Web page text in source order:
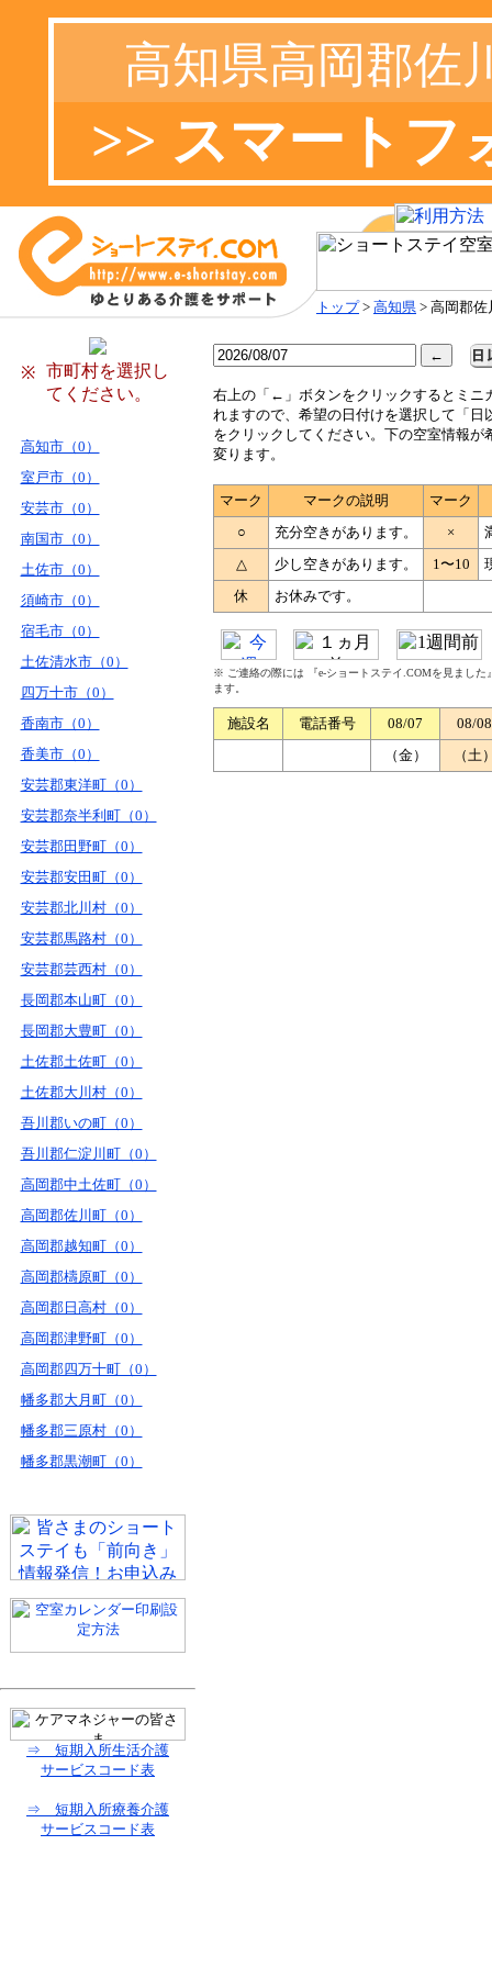
高知県高岡郡佐
>> スマートフ
トップ> 高知県 > 高岡郡佐
※
市町村を選択し
てください。
高知市（0）
室戸市（0）
安芸市（0）
南国市（0）
土佐市（0）
須崎市（0）
宿毛市（0）
土佐清水市（0）
四万十市（0）
香南市（0）
香美市（0）
安芸郡東洋町（0）
安芸郡奈半利町（0）
安芸郡田野町（0）
安芸郡安田町（0）
安芸郡北川村（0）
安芸郡馬路村（0）
安芸郡芸西村（0）
長岡郡本山町（0）
長岡郡大豊町（0）
土佐郡土佐町（0）
土佐郡大川村（0）
吾川郡いの町（0）
吾川郡仁淀川町（0）
高岡郡中土佐町（0）
高岡郡佐川町（0）
高岡郡越知町（0）
高岡郡檮原町（0）
高岡郡日高村（0）
高岡郡津野町（0）
高岡郡四万十町（0）
幡多郡大月町（0）
幡多郡三原村（0）
幡多郡黒潮町（0）
⇒ 短期入所生活介護
サービスコード表
⇒ 短期入所療養介護
サービスコード表
右 上の「←」ボタンをクリックするとミニ
れますので、希望の日付けを選択して「日
をクリックしてください。下の空室情報が
変ります。
マーク マークの説明
マーク
○
充分空きがあります。 ×
△
少し空きがあります。 1〜10
休
お休みです。
※ ご連絡の際には 『e-ショートステイ.COMを見まし
ます。
施設名 電話番号 08/07
08/08
（金）
（土